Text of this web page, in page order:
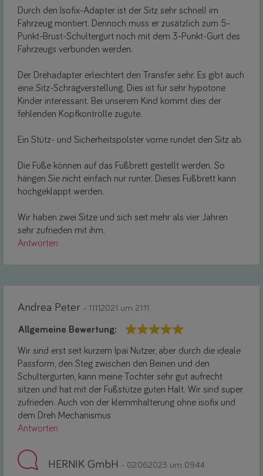
Durch den Isofix-Adapter ist der Sitz sehr schnell im
Fahrzeug montiert. Dennoch muss er zusätzlich zum 5-
Punkt-Brust-Schultergurt noch mit dem 3-Punkt-Gurt des
Fahrzeugs verbunden werden.
Der Drehadapter erleichtert den Transfer sehr. Es gibt auch
eine Sitz-Schrägverstellung. Dies ist für sehr hypotone
Kinder interessant. Bei unserem Kind kommt dies der
fehlenden Kopfkontrolle zugute.
Ein Stütz- und Sicherheitspolster vorne rundet den Sitz ab.
Die Füße können auf das Fußbrett gestellt werden. So
hängen Sie nicht einfach nur runter. Dieses Fußbrett kann
hochgeklappt werden.
Wir haben zwei Sitze und sich seit mehr als vier Jahren
sehr zufrieden mit ihm.
Antworten
Andrea Peter - 11.11.2021 um 21:11
Allgemeine Bewertung:
Wir sind erst seit kurzem Ipai Nutzer, aber durch die ideale
Passform, den Steg zwischen den Beinen und den
Schultergurten, kann meine Tochter sehr gut aufrecht
sitzen und hat mit der Fußstütze guten Halt. Wir sind super
zufrieden. Auch von der klemmhalterung ohne isofix und
dem Dreh Mechanismus
Antworten
HERNIK GmbH - 02.06.2023 um 09:44